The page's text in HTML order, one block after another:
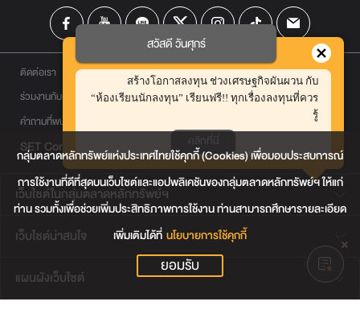
ติดต่อเรา
ร่วมงานกับเรา
คำถามที่พบบ่อย
SET Contact Center 0 2009 9999
เว็บไซต์ในกลุ่มตลาดหลักทรัพย์ฯ
เว็บไซต์น่าสนใจ
แผนผังเว็บไซต์
สวัสดี วันศุกร์
สร้างโอกาสลงทุน ช่วงเศรษฐกิจผันผวน กับ
“ห้องเรียนนักลงทุน” เรียนฟรี!! ทุกเรื่องลงทุนที่ควร
รู้
คลิกที่นี่
กลุ่มตลาดหลักทรัพย์แห่งประเทศไทยใช้คุกกี้ (Cookies) เพื่อมอบประสบการณ์
การใช้งานที่ดีที่สุดบนเว็บไซต์และแอปพลิเคชันของกลุ่มตลาดหลักทรัพย์ฯ ให้แก่
ท่าน รวมทั้งเพื่อช่วยเพิ่มประสิทธิภาพการใช้งาน ท่านสามารถศึกษารายละเอียด
เพิ่มเติมได้ที่ นโยบายการใช้คุกกี้
ยอมรับ